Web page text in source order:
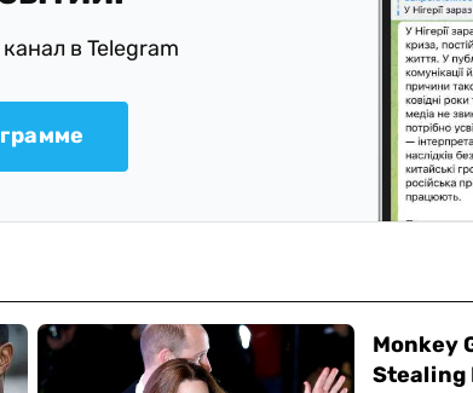
в Telegram